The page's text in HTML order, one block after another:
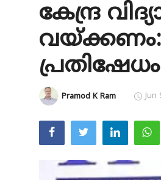
Classifieds
Education
Entertainment
Travel & Tourism
കേന്ദ്ര
വയ്ക്കണം:
Pramod K Ram Jun